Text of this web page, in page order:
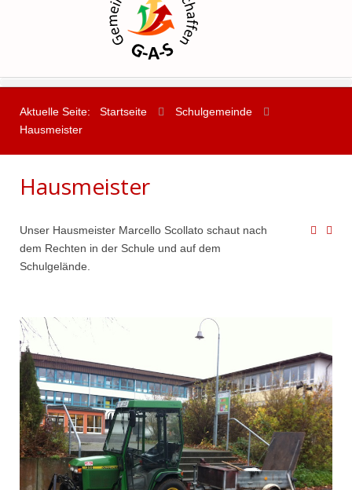
Aktuelle Seite: Startseite
Schulgemeinde
Hausmeister
Hausmeister
Unser Hausmeister Marcello Scollato schaut nach
dem Rechten in der Schule und auf dem
Schulgelände.